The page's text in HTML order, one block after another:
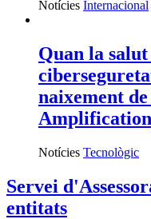
Notícies Internacional
Quan la
naixement
Amplification
Notícies Tecnològic
Servei
entitats